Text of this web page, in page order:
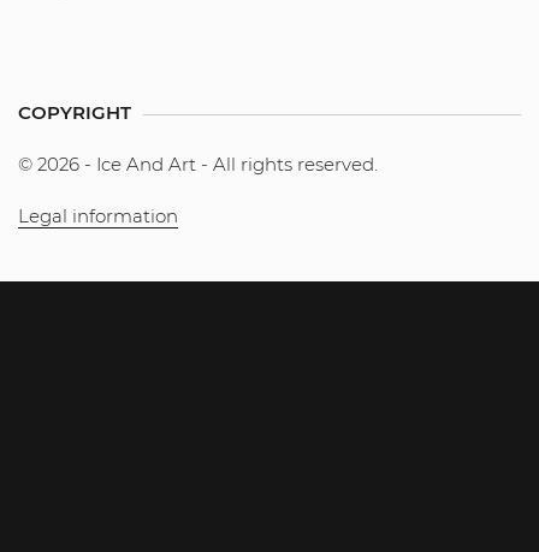
COPYRIGHT
© 2026 - Ice And Art - All rights reserved.
Legal information